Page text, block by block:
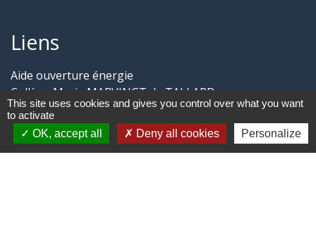
Liens
Aide ouverture énergie
Collège Marie MARVINGT de TALLARD
Aérodrome de GAP-TALLARD
Trail des Balcons de CHÂTEAUVIEUX
Aide ouverture gaz
This site uses cookies and gives you control over what you want
to activate
OK, accept all
Deny all cookies Personalize